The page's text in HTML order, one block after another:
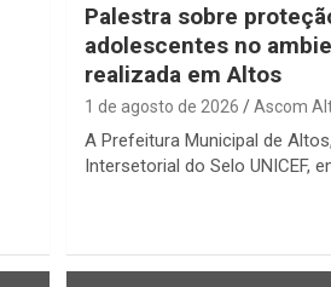
Palestra sobre
adolescentes no
realizada em Altos
1 de agosto de 2026 Ascom
A Prefeitura Municipal de
Intersetorial do Selo UNICEF,